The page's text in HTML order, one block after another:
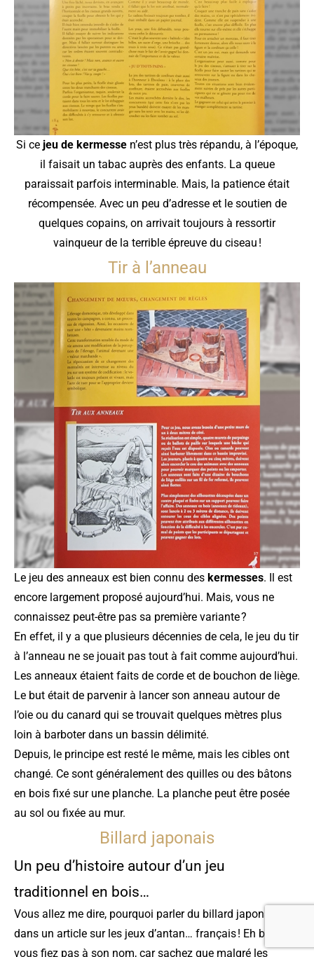
Si ce jeu de kermesse n’est plus très répandu, à l’époque,
il faisait un tabac auprès des enfants. La queue
paraissait parfois interminable. Mais, la patience était
récompensée. Avec un peu d’adresse et le soutien de
quelques copains, on arrivait toujours à ressortir
vainqueur de la terrible épreuve du ciseau !
Tir à l’anneau
Le jeu des anneaux est bien connu des kermesses. Il est
encore largement proposé aujourd’hui. Mais, vous ne
connaissez peut-être pas sa première variante ?
En effet, il y a que plusieurs décennies de cela, le jeu du tir
à l’anneau ne se jouait pas tout à fait comme aujourd’hui.
Les anneaux étaient faits de corde et de bouchon de liège.
Le but était de parvenir à lancer son anneau autour de
l’oie ou du canard qui se trouvait quelques mètres plus
loin à barboter dans un bassin délimité.
Depuis, le principe est resté le même, mais les cibles ont
changé. Ce sont généralement des quilles ou des bâtons
en bois fixé sur une planche. La planche peut être posée
au sol ou fixée au mur.
Billard japonais
Un peu d’histoire autour d’un jeu
traditionnel en bois…
Vous allez me dire, pourquoi parler du billard japonais
dans un article sur les jeux d’antan… français ! Eh bien, ne
vous fiez pas à son nom, car sachez que malgré les